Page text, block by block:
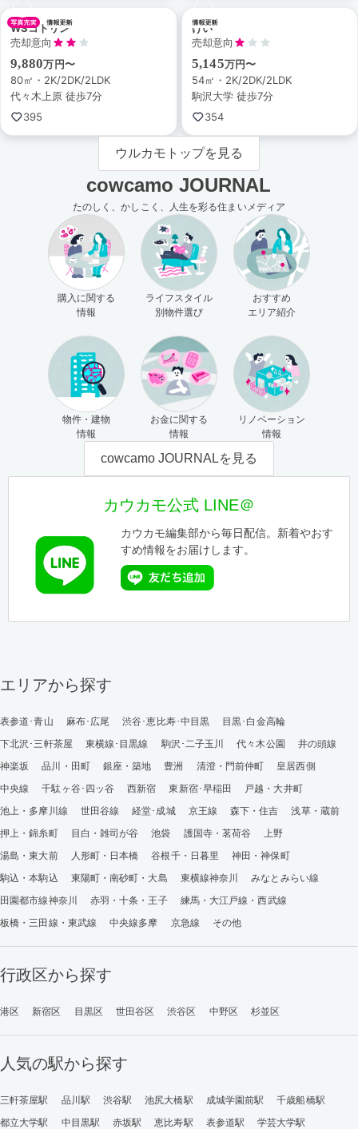
WSコトリン
売却意向
9,880万円〜
80㎡・2K/2DK/2LDK
代々木上原 徒歩7分
395
けい
売却意向
5,145万円〜
54㎡・2K/2DK/2LDK
駒沢大学 徒歩7分
354
ウルカモトップを見る
cowcamo JOURNAL
たのしく、かしこく、人生を彩る住まいメディア
購入に関する
情報
ライフスタイル
別物件選び
おすすめ
エリア紹介
物件・建物
情報
お金に関する
情報
リノベーション
情報
cowcamo JOURNALを見る
カウカモ公式 LINE＠
カウカモ編集部から毎日配信。新着やおす
すめ情報をお届けします。
エリアから探す
表参道･青山 麻布･広尾 渋谷･恵比寿･中目黒
目黒･白金高輪
下北沢･三軒茶屋
東横線･目黒線 駒沢･二子玉川 代々木公園
井の頭線
神楽坂
品川・田町 銀座・築地 豊洲 清澄・門前仲町
皇居西側
中央線
千駄ヶ谷･四ッ谷 西新宿 東新宿･早稲田
戸越・大井町
池上・多摩川線
世田谷線 経堂･成城 京王線 森下・住吉
浅草・蔵前
押上・錦糸町
目白・雑司が谷 池袋 護国寺・茗荷谷
上野
湯島・東大前
人形町・日本橋 谷根千・日暮里
神田・神保町
駒込・本駒込
東陽町・南砂町・大島 東横線神奈川
みなとみらい線
田園都市線神奈川
赤羽・十条・王子
練馬・大江戸線・西武線
板橋・三田線・東武線
中央線多摩 京急線 その他
行政区から探す
港区 新宿区 目黒区 世田谷区 渋谷区 中野区 杉並区
人気の駅から探す
三軒茶屋駅 品川駅 渋谷駅 池尻大橋駅 成城学園前駅
千歳船橋駅
都立大学駅
中目黒駅 赤坂駅 恵比寿駅 表参道駅
学芸大学駅